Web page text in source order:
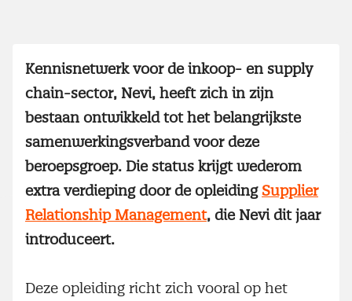
Kennisnetwerk voor de inkoop- en supply
chain-sector, Nevi, heeft zich in zijn
bestaan ontwikkeld tot het belangrijkste
samenwerkingsverband voor deze
beroepsgroep. Die status krijgt wederom
extra verdieping door de opleiding Supplier
Relationship Management, die Nevi dit jaar
introduceert.
Deze opleiding richt zich vooral op het